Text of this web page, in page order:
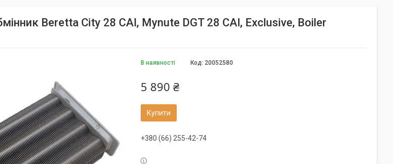
Beretta City 28 CAI, Mynute DGT 28 CAI, Exclusive, Boiler
В наявності Код: 20052580
5 890 ₴
Купити
+380 (66) 255-42-74